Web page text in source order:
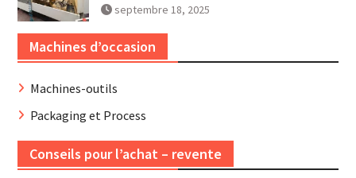
septembre 18, 2025
Machines d’occasion
Machines-outils
Packaging et Process
Conseils pour l’achat – revente